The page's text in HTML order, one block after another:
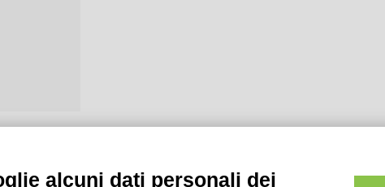
alcuni dati personali dei